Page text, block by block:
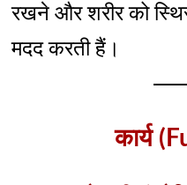
रखने और शरीर को
मदद करती हैं।
कार्य